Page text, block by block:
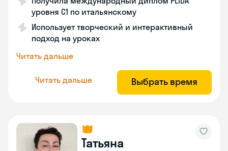
уровня С1 по итальянскому
Использует творческий и интерактивный
подход на уроках
Читать дальше
Читать дальше Выбрать время
Татьяна